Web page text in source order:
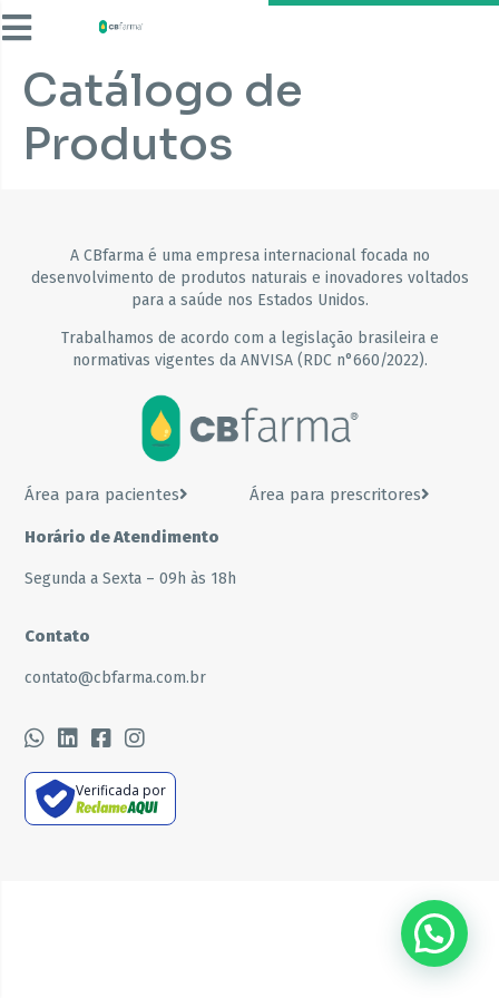
Catálogo de
Produtos
A CBfarma é uma empresa internacional focada no
desenvolvimento de produtos naturais e inovadores voltados
para a saúde nos Estados Unidos.
Trabalhamos de acordo com a legislação brasileira e
normativas vigentes da ANVISA (RDC n°660/2022).
Área para pacientes Área para prescritores
Horário de Atendimento
Segunda a Sexta – 09h às 18h
Contato
contato@cbfarma.com.br
Verificada por